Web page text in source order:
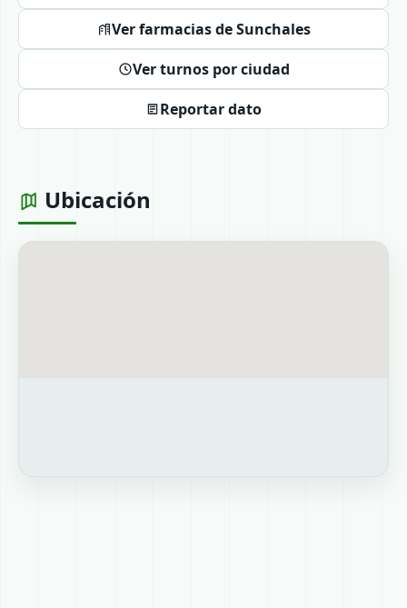
Ver farmacias de Sunchales
Ver turnos por ciudad
Reportar dato
Ubicación